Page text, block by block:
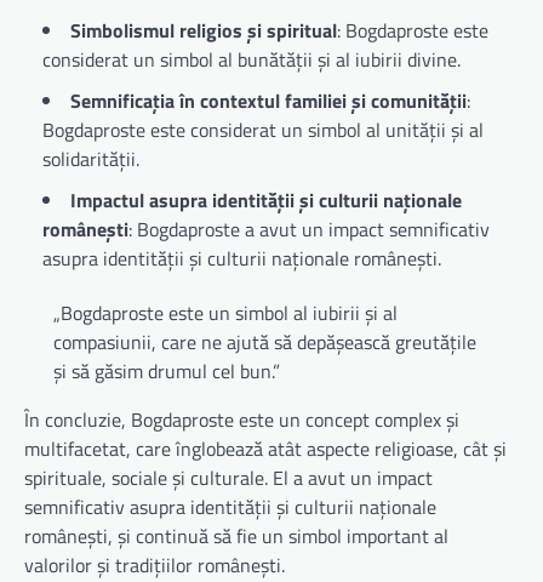
Simbolismul religios și spiritual: Bogdaproste este
considerat un simbol al bunătății și al iubirii divine.
Semnificația în contextul familiei și comunității:
Bogdaproste este considerat un simbol al unității și al
solidarității.
Impactul asupra identității și culturii naționale
românești: Bogdaproste a avut un impact semnificativ
asupra identității și culturii naționale românești.
„Bogdaproste este un simbol al iubirii și al
compasiunii, care ne ajută să depășească greutățile
și să găsim drumul cel bun.”
În concluzie, Bogdaproste este un concept complex și
multifacetat, care înglobează atât aspecte religioase, cât și
spirituale, sociale și culturale. El a avut un impact
semnificativ asupra identității și culturii naționale
românești, și continuă să fie un simbol important al
valorilor și tradițiilor românești.